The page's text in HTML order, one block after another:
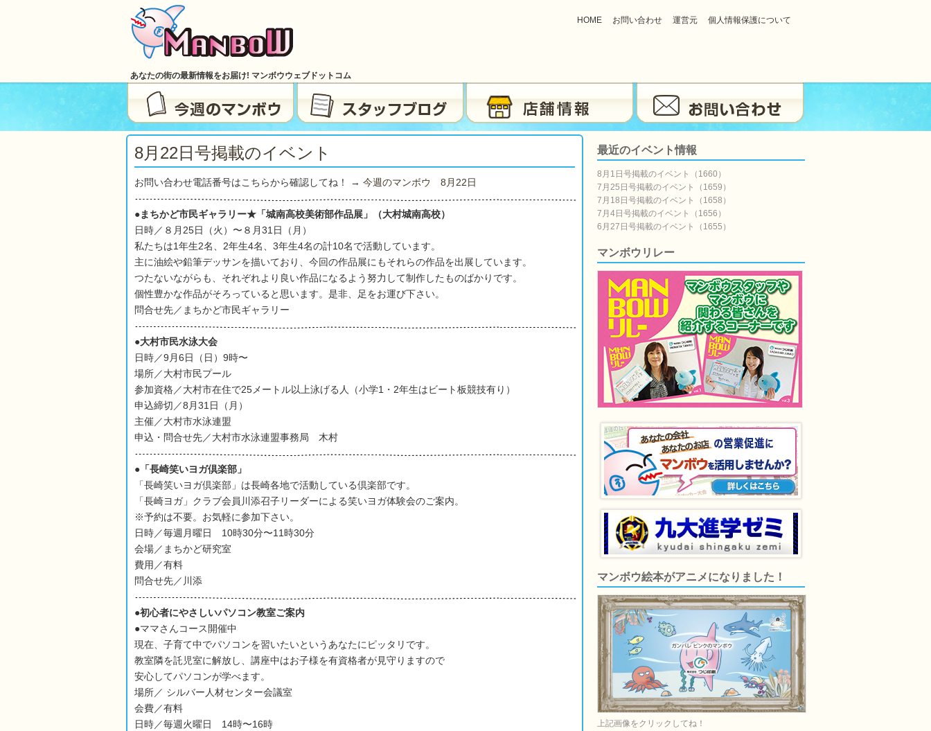
あなたの街の最新情報をお届け! マンボウウェブドットコム
HOME お問い合わせ 運営元 個人情報保護について
8月22日号掲載のイベント
お問い合わせ電話番号はこちらから確認してね！ → 今週のマンボウ 8月22日
●まちかど市民ギャラリー★「城南高校美術部作品展」（大村城南高校）
日時／８月25日（火）〜８月31日（月）
私たちは1年生2名、2年生4名、3年生4名の計10名で活動しています。
主に油絵や鉛筆デッサンを描いており、今回の作品展にもそれらの作品を出展しています。
つたないながらも、それぞれより良い作品になるよう努力して制作したものばかりです。
個性豊かな作品がそろっていると思います。是非、足をお運び下さい。
問合せ先／まちかど市民ギャラリー
●大村市民水泳大会
日時／9月6日（日）9時〜
場所／大村市民プール
参加資格／大村市在住で25メートル以上泳げる人（小学1・2年生はビート板競技有り）
申込締切／8月31日（月）
主催／大村市水泳連盟
申込・問合せ先／大村市水泳連盟事務局 木村
●「長崎笑いヨガ倶楽部」
「長崎笑いヨガ倶楽部」は長崎各地で活動している倶楽部です。
「長崎ヨガ」クラブ会員川添召子リーダーによる笑いヨガ体験会のご案内。
※予約は不要。お気軽に参加下さい。
日時／毎週月曜日 10時30分〜11時30分
会場／まちかど研究室
費用／有料
問合せ先／川添
●初心者にやさしいパソコン教室ご案内
●ママさんコース開催中
現在、子育て中でパソコンを習いたいというあなたにピッタリです。
教室隣を託児室に解放し、講座中はお子様を有資格者が見守りますので
安心してパソコンが学べます。
場所／ シルバー人材センター会議室
会費／有料
日時／毎週火曜日 14時〜16時
最近のイベント情報
8月1日号掲載のイベント（1660）
7月25日号掲載のイベント（1659）
7月18日号掲載のイベント（1658）
7月4日号掲載のイベント（1656）
6月27日号掲載のイベント（1655）
マンボウリレー
マンボウ絵本がアニメになりました！
上記画像をクリックしてね！